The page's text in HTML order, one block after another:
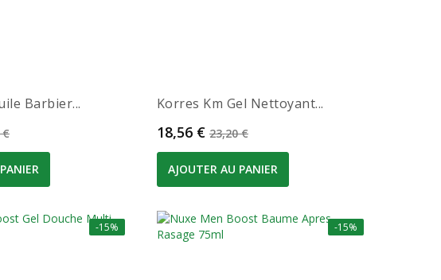
Barbier...
base
€
Korres Km Gel Nettoyant...
Prix
18,56 € Prix de base
23,20 €
AJOUTER AU PANIER
-15% -15%